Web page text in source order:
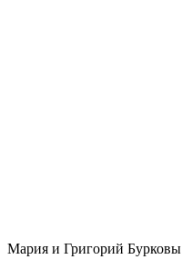
Мария и Григорий Бурковы